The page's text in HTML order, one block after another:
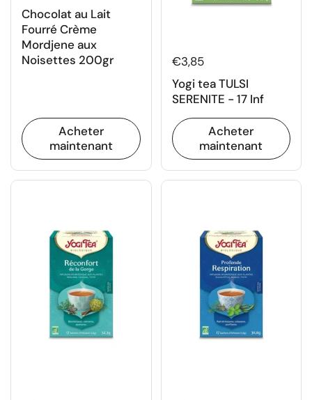
Chocolat au Lait
Fourré Crème
Mordjene aux
Noisettes 200gr
Acheter
maintenant
€3,85
Yogi tea TULSI
SERENITE - 17 Inf
Acheter
maintenant